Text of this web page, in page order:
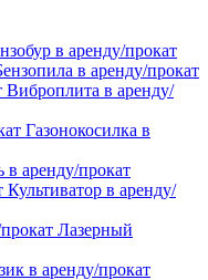
в аренду/прокат
в аренду/прокат
Виброплита в аренду/
Газонокосилка в
в аренду/прокат
Культиватор в аренду/
Лазерный
в аренду/прокат